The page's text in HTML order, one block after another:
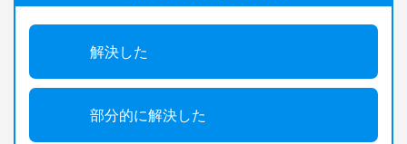
解決した
部分的に解決した